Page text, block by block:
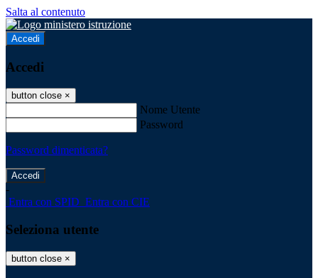
Salta al contenuto
Accedi
Accedi
button close ×
Nome Utente
Password
Password dimenticata?
-
Entra con SPID Entra con CIE
Seleziona utente
button close ×